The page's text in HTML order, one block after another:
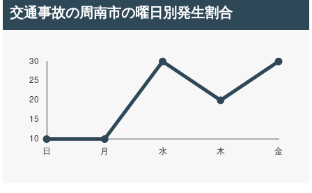
交通事故の周南市の曜日別発生割合